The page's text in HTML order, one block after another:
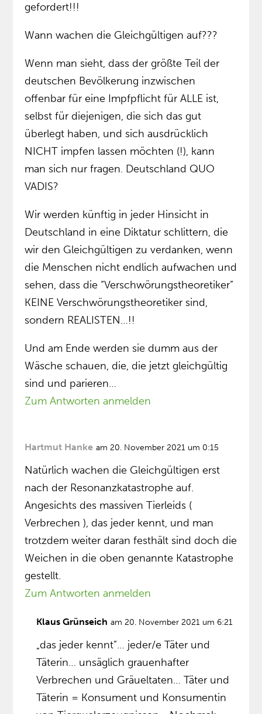
gefordert!!!
Wann wachen die Gleichgültigen auf???
Wenn man sieht, dass der größte Teil der
deutschen Bevölkerung inzwischen
offenbar für eine Impfpflicht für ALLE ist,
selbst für diejenigen, die sich das gut
überlegt haben, und sich ausdrücklich
NICHT impfen lassen möchten (!), kann
man sich nur fragen. Deutschland QUO
VADIS?
Wir werden künftig in jeder Hinsicht in
Deutschland in eine Diktatur schlittern, die
wir den Gleichgültigen zu verdanken, wenn
die Menschen nicht endlich aufwachen und
sehen, dass die “Verschwörungstheoretiker”
KEINE Verschwörungstheoretiker sind,
sondern REALISTEN…!!
Und am Ende werden sie dumm aus der
Wäsche schauen, die, die jetzt gleichgültig
sind und parieren…
Zum Antworten anmelden
Hartmut Hanke am 20. November 2021 um 0:15
Natürlich wachen die Gleichgültigen erst
nach der Resonanzkatastrophe auf.
Angesichts des massiven Tierleids (
Verbrechen ), das jeder kennt, und man
trotzdem weiter daran festhält sind doch die
Weichen in die oben genannte Katastrophe
gestellt.
Zum Antworten anmelden
Klaus Grünseich am 20. November 2021 um 6:21
„das jeder kennt”… jeder/e Täter und
Täterin… unsäglich grauenhafter
Verbrechen und Gräueltaten… Täter und
Täterin = Konsument und Konsumentin